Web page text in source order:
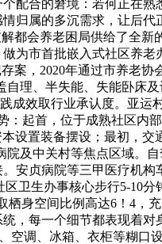
合的窘境：若何正在熟
归属的多沉需求，让后代
都会养老困局供给了全新
为市首批嵌入式社区养
案，2020年通过市养老
理、半失能、失能卧床
成效取行业承认度。亚运
起首，位于成熟社区内
设置装备摆设；最初，交
院及中关村等焦点区域。
安贞病院等三甲医疗机构
卫生办事核心步行5-10
身空间比例高达6！4，
，每一个细节都表现着对
空调、冰箱、衣柜等糊口